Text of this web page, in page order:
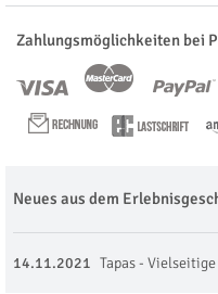
Zahlungsmöglichkeiten bei
Neues aus dem
14.11.2021 Tapas -